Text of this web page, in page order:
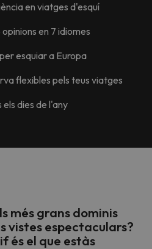
en viatges d'esquí
en 7 idiomes
esquiar a Europa
flexibles pels teus viatges
dies de l'any
més grans dominis
vistes espectaculars?
és el que estàs